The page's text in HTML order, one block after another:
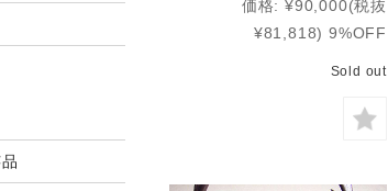
価格: ¥90,000(税抜
¥81,818) 9%OFF
Sold out